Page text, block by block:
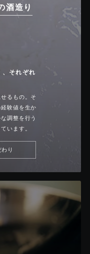
酒造り
それぞれ
るもの。そ
験値を生か
調整を行う
います。
り